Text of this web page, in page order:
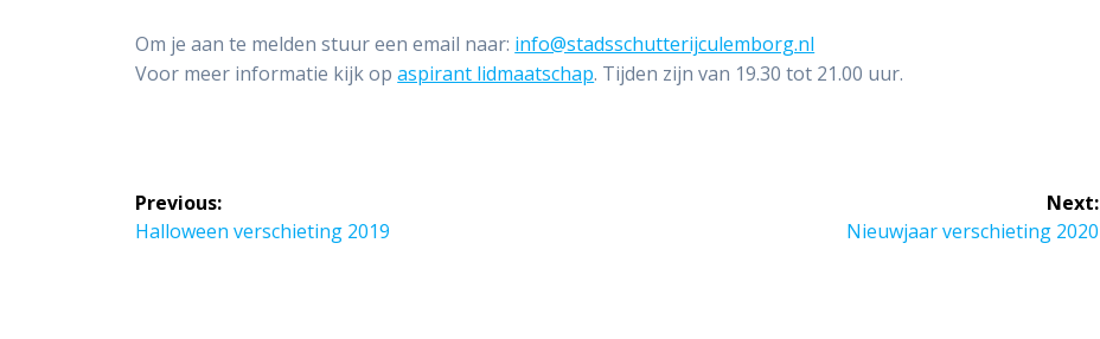
Om je aan te melden stuur een email naar: info@stadsschutterijculemborg.nl
Voor meer informatie kijk opaspirant lidmaatschap. Tijden zijn van 19.30 tot 21.00 uur.
Bericht
navigatie
Previous:
Previous
Halloween verschieting 2019
Next:
Next
Nieuwjaar verschieting 2020